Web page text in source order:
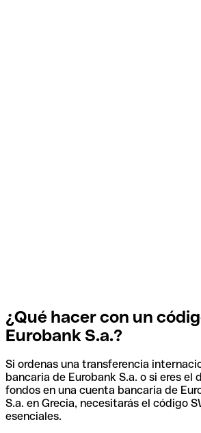
¿Qué hacer con un
Eurobank S.a.?
Si ordenas una transferencia
bancaria de Eurobank S.a. o si eres el
fondos en una cuenta bancaria de
S.a. en Grecia, necesitarás el código
esenciales.